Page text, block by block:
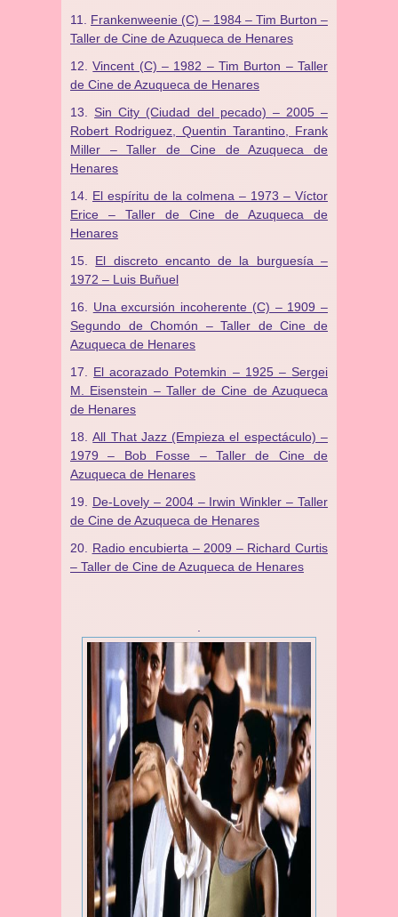
Frankenweenie (C) – 1984 – Tim Burton –
Taller de Cine de Azuqueca de Henares
Vincent (C) – 1982 – Tim Burton – Taller
de Cine de Azuqueca de Henares
Sin City (Ciudad del pecado) – 2005 –
Robert Rodriguez, Quentin Tarantino, Frank
Miller – Taller de Cine de Azuqueca de
Henares
El espíritu de la colmena – 1973 – Víctor
Erice – Taller de Cine de Azuqueca de
Henares
El discreto encanto de la burguesía –
1972 – Luis Buñuel
Una excursión incoherente (C) – 1909 –
Segundo de Chomón – Taller de Cine de
Azuqueca de Henares
El acorazado Potemkin – 1925 – Sergei
M. Eisenstein – Taller de Cine de Azuqueca
de Henares
All That Jazz (Empieza el espectáculo) –
1979 – Bob Fosse – Taller de Cine de
Azuqueca de Henares
De-Lovely – 2004 – Irwin Winkler – Taller
de Cine de Azuqueca de Henares
Radio encubierta – 2009 – Richard Curtis
– Taller de Cine de Azuqueca de Henares